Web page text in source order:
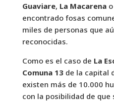
Guaviare, La Macarenao
encontrado fosas
miles de personas que
reconocidas.
Como es el caso de La
Comuna 13de la capital
existen más de 10.000
con la posibilidad de que